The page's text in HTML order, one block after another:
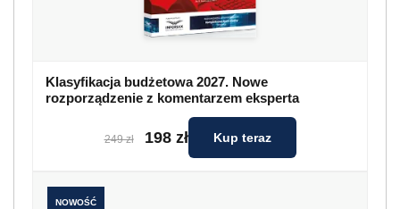
Klasyfikacja budżetowa 2027. Nowe
rozporządzenie z komentarzem eksperta
249 zł 198 zł Kup teraz
NOWOŚĆ